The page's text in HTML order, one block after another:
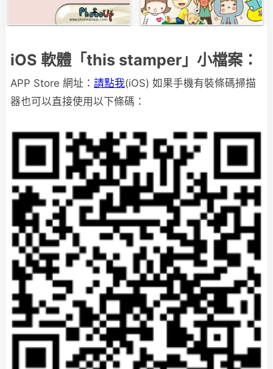
iOS 軟體「this stamper」小檔案：
APP Store 網址： 請點我(iOS) 如果手機有裝條碼掃描
器也可以直接使用以下條碼：